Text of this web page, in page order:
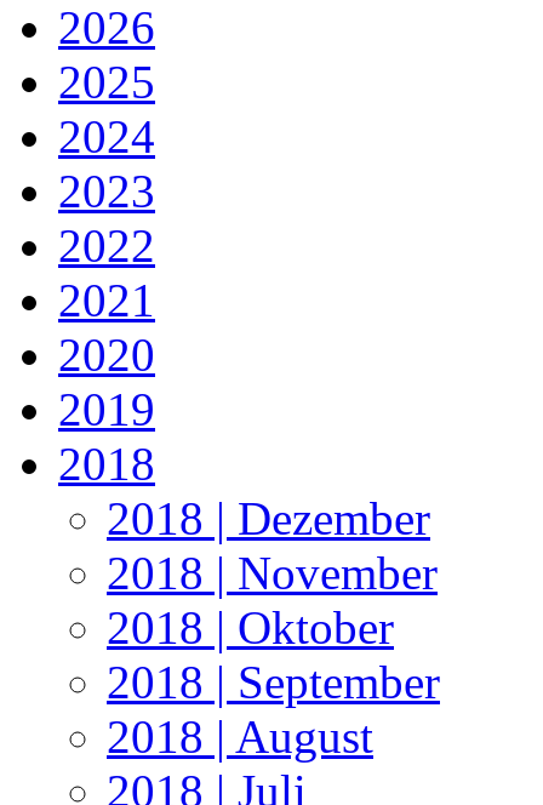
2026
2025
2024
2023
2022
2021
2020
2019
2018
2018 | Dezember
2018 | November
2018 | Oktober
2018 | September
2018 | August
2018 | Juli